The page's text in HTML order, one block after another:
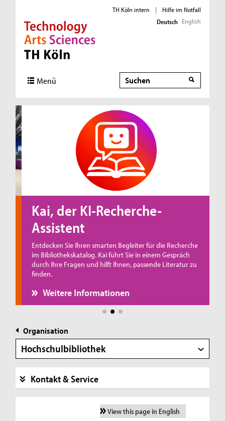
Direkt zur Hauptnavigation
Direkt zur Subnavigation
Direkt zum Inhalt
Direkt zum Fußbereich
TH Köln intern |
Hilfe im Notfall
Deutsch English
Menü Suche
Kai, der KI-Recherche-
Assistent
Entdecken Sie Ihren smarten Begleiter für die Recherche
im Bibliothekskatalog. Kai führt Sie in einem Gespräch
durch Ihre Fragen und hilft Ihnen, passende Literatur zu
finden.
Weitere Informationen
Organisation
Hochschulbibliothek
Kontakt & Service
View this page in English